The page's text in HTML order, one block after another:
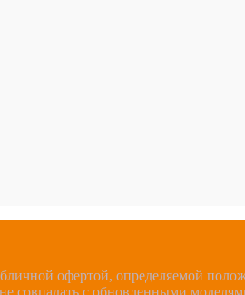
офертой, определяемой
совпадать с обновленными